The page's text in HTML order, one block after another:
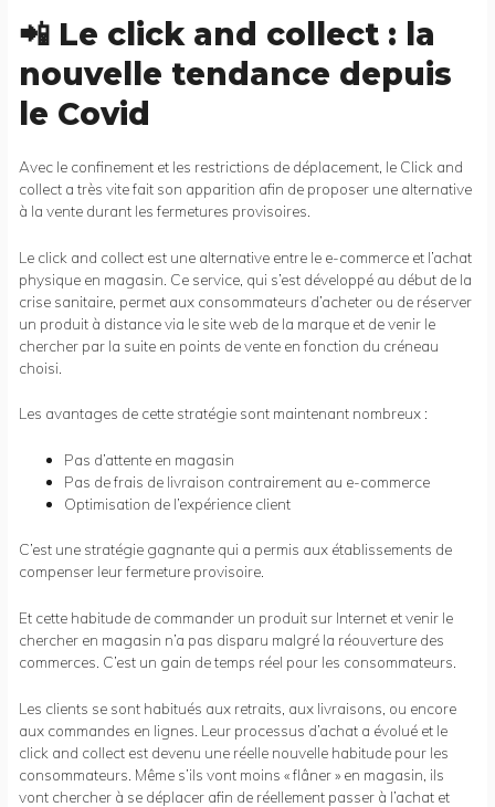
📲 Le click and collect : la
nouvelle tendance depuis
le Covid
Avec le confinement et les restrictions de déplacement, le Click and
collect a très vite fait son apparition afin de proposer une alternative
à la vente durant les fermetures provisoires.
Le click and collect est une alternative entre le e-commerce et l’achat
physique en magasin. Ce service, qui s’est développé au début de la
crise sanitaire, permet aux consommateurs d’acheter ou de réserver
un produit à distance via le site web de la marque et de venir le
chercher par la suite en points de vente en fonction du créneau
choisi.
Les avantages de cette stratégie sont maintenant nombreux :
Pas d’attente en magasin
Pas de frais de livraison contrairement au e-commerce
Optimisation de l’expérience client
C’est une stratégie gagnante qui a permis aux établissements de
compenser leur fermeture provisoire.
Et cette habitude de commander un produit sur Internet et venir le
chercher en magasin n’a pas disparu malgré la réouverture des
commerces. C’est un gain de temps réel pour les consommateurs.
Les clients se sont habitués aux retraits, aux livraisons, ou encore
aux commandes en lignes. Leur processus d’achat a évolué et le
click and collect est devenu une réelle nouvelle habitude pour les
consommateurs. Même s’ils vont moins « flâner » en magasin, ils
vont chercher à se déplacer afin de réellement passer à l’achat et